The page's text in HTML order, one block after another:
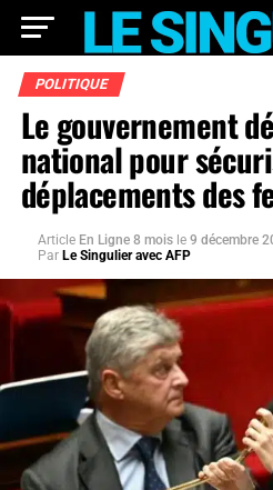
POLITIQUE
Le gouvernement
national pour
déplacements des
Article En Ligne 8 mois le 9 décembre
Par Le Singulier avec AFP